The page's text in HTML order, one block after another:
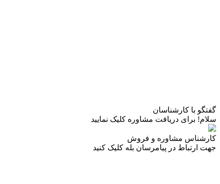
گفتگو با کارشناسان
سلام! برای دریافت مشاوره کلیک نمایید
کارشناس مشاوره و فروش
جهت ارتباط در پیامرسان بله کلیک کنید